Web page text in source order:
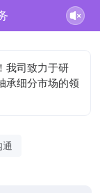
我司致力于研
承细分市场的领